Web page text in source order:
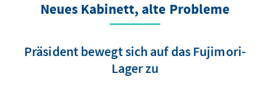
Neues Kabinett, alte Probleme
Präsident bewegt sich auf das Fujimori-
Lager zu